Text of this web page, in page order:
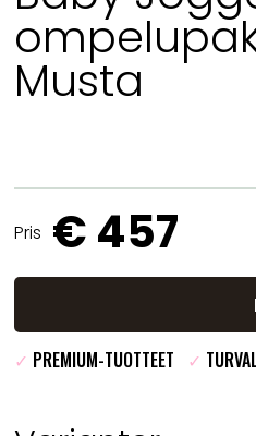
Musta
Pris € 457
✓ PREMIUM-TUOTTEET ✓